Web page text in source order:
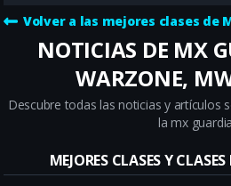
Volver a las mejores clases de
NOTICIAS DE MX
WARZONE,
Descubre todas las noticias y artículos
la mx
MEJORES CLASES Y